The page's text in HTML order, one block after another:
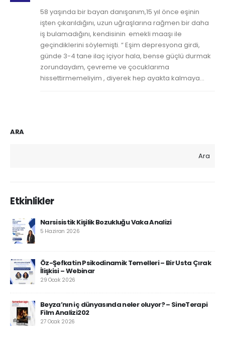
58 yaşında bir bayan danışanım,15 yıl önce eşinin
işten çıkarıldığını, uzun uğraşlarına rağmen bir daha
iş bulamadığını, kendisinin emekli maaşı ile
geçindiklerini söylemişti. “ Eşim depresyona girdi,
günde 3-4 tane ilaç içiyor hala, bense güçlü durmak
zorundaydım, çevreme ve çocuklarıma
hissettirmemeliyim , diyerek hep ayakta kalmaya...
ARA
Ara
Etkinlikler
Narsisistik Kişilik Bozukluğu Vaka Analizi
5 Haziran 2026
Öz-Şefkatin Psikodinamik Temelleri – Bir Usta Çırak
İlişkisi – Webinar
29 Ocak 2026
Beyza’nın iç dünyasında neler oluyor? – SineTerapi
Film Analizi202
27 Ocak 2026